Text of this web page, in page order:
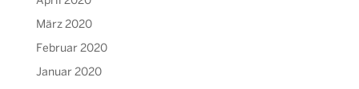
März 2020
Februar 2020
Januar 2020